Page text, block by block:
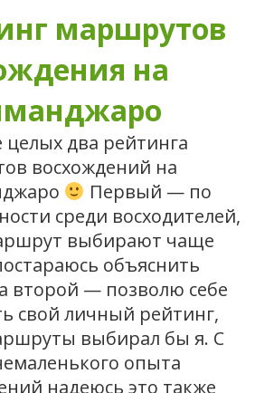
маршрутов
на
целых два рейтинга
восхождений на
Первый — по
среди восходителей,
выбирают чаще
объяснить
второй — позволю себе
свой личный рейтинг,
выбирал бы я. С
опыта
надеюсь это также